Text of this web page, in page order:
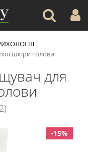
шкіри голови
для
-15%